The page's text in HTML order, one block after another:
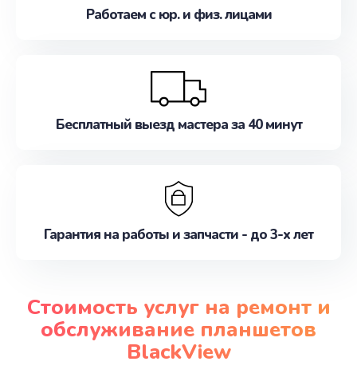
Работаем с юр. и физ. лицами
Бесплатный выезд мастера за 40 минут
Гарантия на работы и запчасти - до 3-х лет
Стоимость услуг на ремонт и
обслуживание планшетов
BlackView